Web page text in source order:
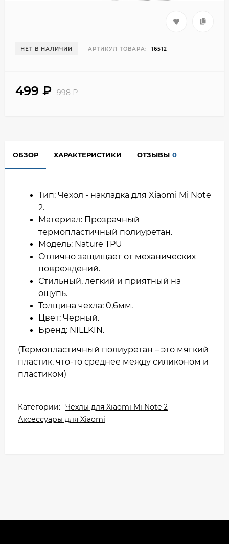
НЕТ В НАЛИЧИИ АРТИКУЛ ТОВАРА: 16512
499 ₽ 998₽
ОБЗОР ХАРАКТЕРИСТИКИ ОТЗЫВЫ 0
Тип: Чехол - накладка для Xiaomi Mi Note
2.
Материал: Прозрачный
термопластичный полиуретан.
Модель: Nature TPU
Отлично защищает от механических
повреждений.
Стильный, легкий и приятный на
ощупь.
Толщина чехла: 0,6мм.
Цвет: Черный.
Бренд: NILLKIN.
(Термопластичный полиуретан – это мягкий
пластик, что-то среднее между силиконом и
пластиком)
Категории: Чехлы для Xiaomi Mi Note 2
Аксессуары для Xiaomi